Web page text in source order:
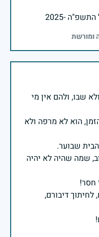
-2025
ומורשת
שבו, ולהם אין מי
הוא לא מרפה ולא
שמה שהיה לא יהיה
לחיתוך דיבורם,